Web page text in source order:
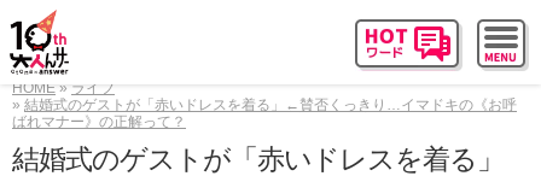
HOME
ライフ
結婚式のゲストが「赤いドレスを着る」←賛否くっきり…イマドキの《お呼
ばれマナー》の正解って？
結婚式のゲストが「赤いドレスを着る」